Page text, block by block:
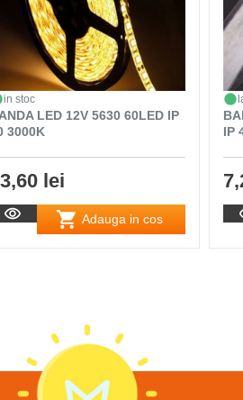
in stoc
LED 12V 5630 60LED IP
3000K
lei
Adauga in cos
IP